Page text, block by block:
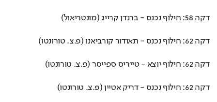
דקה 58: חילוף נכנס - ברנדן קרייג (מונטריאול)
דקה 62: חילוף נכנס - תאודור קורביאנו (פ.צ. טורונטו)
דקה 62: חילוף יוצא - טייריס ספייסר (פ.צ. טורונטו)
דקה 62: חילוף נכנס - דריק אטיין (פ.צ. טורונטו)